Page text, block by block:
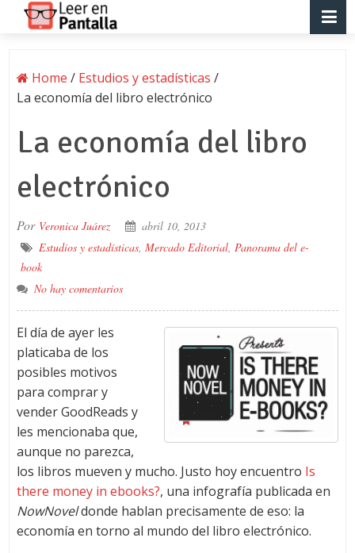
Home / Estudios y estadísticas /
La economía del libro electrónico
La economía del libro
electrónico
Por Veronica Juárez
abril 10, 2013
Estudios y estadísticas, Mercado Editorial, Panorama del e-
book
No hay comentarios
El día de ayer les
platicaba de los
posibles motivos
para comprar y
vender GoodReads y
les mencionaba que,
aunque no parezca,
los libros mueven y mucho. Justo hoy encuentro Is
there money in ebooks?, una infografía publicada en
NowNoveldonde hablan precisamente de eso: la
economía en torno al mundo del libro electrónico.